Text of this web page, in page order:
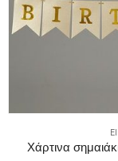
Χάρτινα